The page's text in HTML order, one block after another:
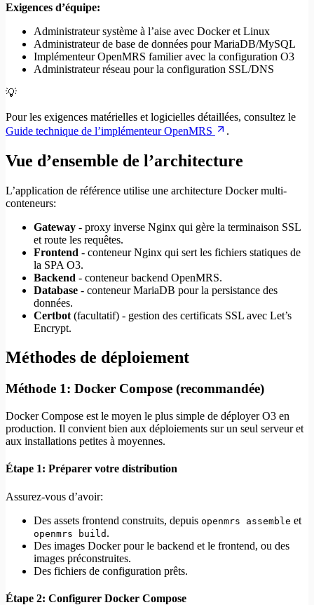
Exigences d’équipe:
Administrateur système à l’aise avec Docker et Linux
Administrateur de base de données pour MariaDB/MySQL
Implémenteur OpenMRS familier avec la configuration O3
Administrateur réseau pour la configuration SSL/DNS
💡
Pour les exigences matérielles et logicielles détaillées, consultez le
Guide technique de l’implémenteur OpenMRS
.
Vue d’ensemble de l’architecture
L’application de référence utilise une architecture Docker multi-
conteneurs:
Gateway - proxy inverse Nginx qui gère la terminaison SSL
et route les requêtes.
Frontend - conteneur Nginx qui sert les fichiers statiques de
la SPA O3.
Backend - conteneur backend OpenMRS.
Database - conteneur MariaDB pour la persistance des
données.
Certbot (facultatif) - gestion des certificats SSL avec Let’s
Encrypt.
Méthodes de déploiement
Méthode 1: Docker Compose (recommandée)
Docker Compose est le moyen le plus simple de déployer O3 en
production. Il convient bien aux déploiements sur un seul serveur et
aux installations petites à moyennes.
Étape 1: Préparer votre distribution
Assurez-vous d’avoir:
Des assets frontend construits, depuis openmrs assemble et
openmrs build .
Des images Docker pour le backend et le frontend, ou des
images préconstruites.
Des fichiers de configuration prêts.
Étape 2: Configurer Docker Compose